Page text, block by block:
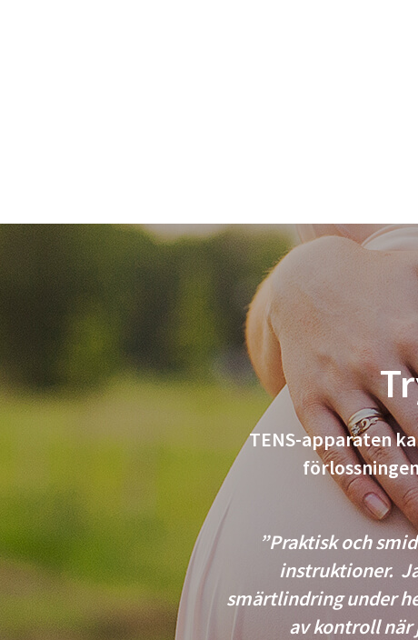
TENS-apparaten
”Praktisk och
instruktioner.
smärtlindring under
av kontroll när